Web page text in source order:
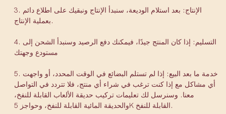
3. الإنتاج: بعد استلام الوديعة، سنبدأ الإنتاج ونبقيك على اطلاع دائم
بعملية الإنتاج.
4. التسليم: إذا كان المنتج جيدًا، فيمكنك دفع الرصيد وسنبدأ الشحن إلى
مستودع وجهتك
5. خدمة ما بعد البيع: إذا لم تستلم البضائع في الوقت المحدد، أو واجهت
أي مشاكل معإذا كنت ترغب في شراء أي منتج، فلا تتردد في التواصل
معنا. وسنرسل لك تعليمات تركيب حديقة الألعاب القابلة للنفخ،
والحديقة المائية القابلة للنفخ، وحواجز 5K القابلة للنفخ.